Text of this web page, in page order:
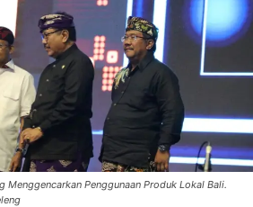
Menggencarkan Penggunaan Produk Lokal Bali.